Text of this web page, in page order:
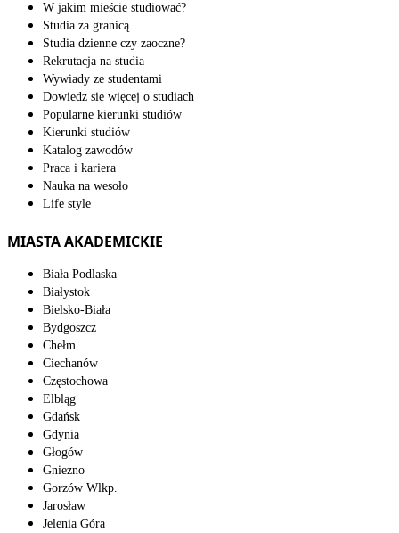
W jakim mieście studiować?
Studia za granicą
Studia dzienne czy zaoczne?
Rekrutacja na studia
Wywiady ze studentami
Dowiedz się więcej o studiach
Popularne kierunki studiów
Kierunki studiów
Katalog zawodów
Praca i kariera
Nauka na wesoło
Life style
MIASTA AKADEMICKIE
Biała Podlaska
Białystok
Bielsko-Biała
Bydgoszcz
Chełm
Ciechanów
Częstochowa
Elbląg
Gdańsk
Gdynia
Głogów
Gniezno
Gorzów Wlkp.
Jarosław
Jelenia Góra